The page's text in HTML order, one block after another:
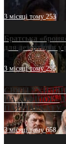
3 місяці тому253
Братська
для дезертирів у
3 місяці тому295
СВЯТІ
НА «ОФШОР»
ПАТРІАРХАТУ
3 місяці тому658